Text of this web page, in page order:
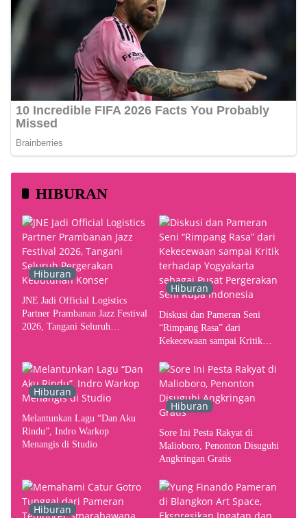
HIBURAN
Hiburan
JNE Jadi Official Logistics
Partner Prambanan Jazz Festival
2026, Tangani Seluruh
Hiburan
Diskusi dan Pameran Seni
“Rimpang Rasa” dari
Kekecewaan sampai Kritik
Pusat Pergerakan Seni Rupa
Indonesia
Hiburan
Melantunkan Lagu “Dan Aku
Rindu”, Indro Warkop
Menangis di Studio
Hiburan
Sore Ini Pesta Rakyat di
Malioboro, Penonton Disuguhi
Angkringan Gratis
Hiburan